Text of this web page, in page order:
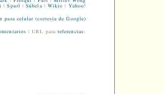
|Spurl |Súbela| Wikio Yahoo!
para celular (cortesía de Google)
| URL parareferencias.